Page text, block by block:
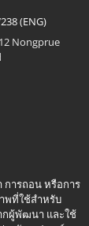
(ENG)
Nongprue
การถอน หรือการ
พที่ใช้สำหรับ
ผู้พัฒนา และใช้